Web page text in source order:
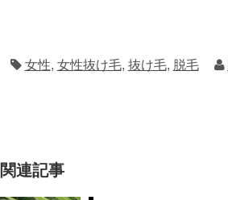
女性, 女性抜け毛, 抜け毛, 脱毛
関連記事